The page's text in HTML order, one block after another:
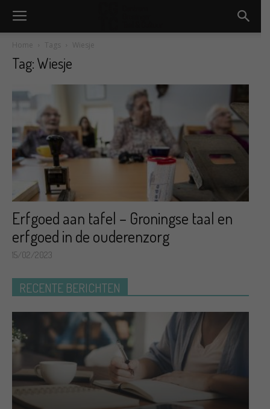
Home Tags Wiesje
Tag: Wiesje
Erfgoed aan tafel – Groningse taal en
erfgoed in de ouderenzorg
15/02/2023
RECENTE BERICHTEN